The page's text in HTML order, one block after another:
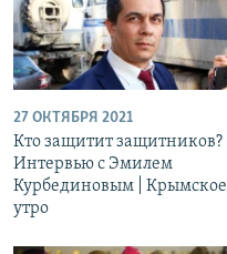
27 ОКТЯБРЯ 2021
Кто защитит защитников?
Интервью с Эмилем
Курбединовым | Крымское
утро